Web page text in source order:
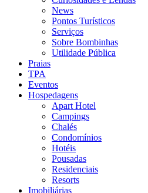
News
Pontos Turísticos
Serviços
Sobre Bombinhas
Utilidade Pública
Praias
TPA
Eventos
Hospedagens
Apart Hotel
Campings
Chalés
Condomínios
Hotéis
Pousadas
Residenciais
Resorts
Imobiliárias